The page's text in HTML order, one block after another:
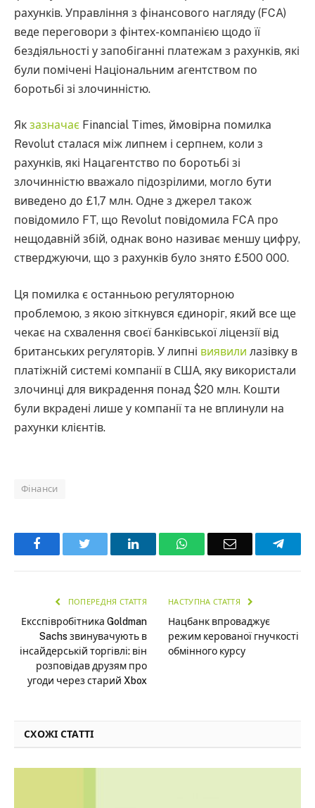
рахунків. Управління з фінансового нагляду (FCA)
веде переговори з фінтех-компанією щодо її
бездіяльності у запобіганні платежам з рахунків, які
були помічені Національним агентством по
боротьбі зі злочинністю.
Як зазначає Financial Times, ймовірна помилка
Revolut сталася між липнем і серпнем, коли з
рахунків, які Нацагентство по боротьбі зі
злочинністю вважало підозрілими, могло бути
виведено до £1,7 млн. Одне з джерел також
повідомило FT, що Revolut повідомила FCA про
нещодавній збій, однак воно називає меншу цифру,
стверджуючи, що з рахунків було знято £500 000.
Ця помилка є останньою регуляторною
проблемою, з якою зіткнувся єдиноріг, який все ще
чекає на схвалення своєї банківської ліцензії від
британських регуляторів. У липні виявили лазівку в
платіжній системі компанії в США, яку використали
злочинці для викрадення понад $20 млн. Кошти
були вкрадені лише у компанії та не вплинули на
рахунки клієнтів.
Фінанси
Facebook LinkedInWhatsAppEmail
ПОПЕРЕДНЯ СТАТТЯ
Ексспівробітника Goldman
Sachs звинувачують в
інсайдерській торгівлі: він
розповідав друзям про
угоди через старий Xbox
НАСТУПНА СТАТТЯ
Нацбанк впроваджує
режим керованої гнучкості
обмінного курсу
СХОЖІ СТАТТІ